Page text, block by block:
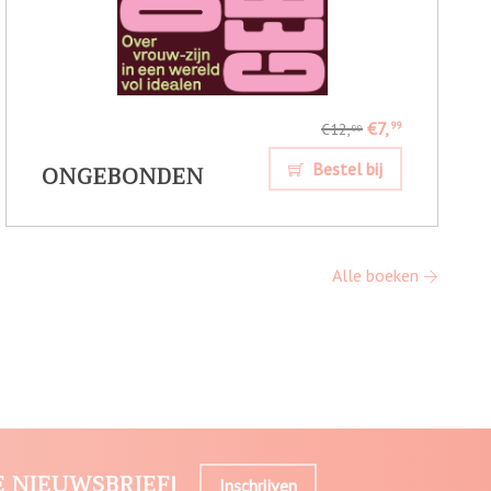
ONGEBONDEN
€12,99 €7,99
Bestel bij
Alle boeken
Inschrijven